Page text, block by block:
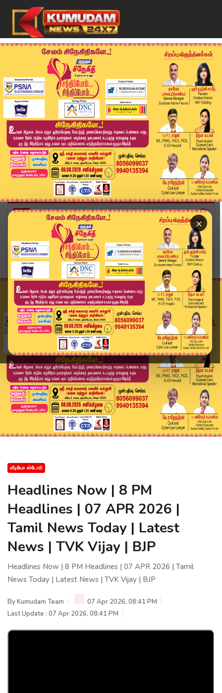
×
Home
வீடியோ ஸ்டோரி
Headlines Now | 8 PM Headlines | 07 APR 2026 | ...
வீடியோ ஸ்டோரி
Headlines Now | 8 PM
Headlines | 07 APR 2026 |
Tamil News Today | Latest
News | TVK Vijay | BJP
Headlines Now | 8 PM Headlines | 07 APR 2026 | Tamil
News Today | Latest News | TVK Vijay | BJP
ByKumudam Team
07 Apr 2026, 08:41 PM
Last Update : 07 Apr 2026, 08:41 PM